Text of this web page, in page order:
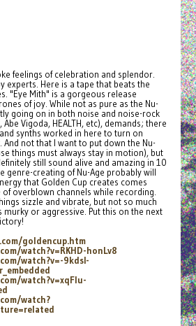
feelings of celebration and splendor.
experts. Here is a tape that beats the
"Eye Mith" is a gorgeous release
of joy. While not as pure as the Nu-
going on in both noise and noise-rock
Vigoda, HEALTH, etc), demands; there
synths worked in here to turn on
And not that I want to put down the Nu-
things must always stay in motion), but
still sound alive and amazing in 10
genre-creating of Nu-Age probably will
that Golden Cup creates comes
overblown channels while recording.
sizzle and vibrate, but not so much
or aggressive. Put this on the next
goldencup.htm
watch?v=RKHD-honLv8
watch?v=-9kdsI-
embedded
watch?v=xqFlu-
watch?